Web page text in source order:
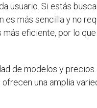
usuario. Si estás
es más sencilla y no
eficiente, por lo
de modelos y
una amplia